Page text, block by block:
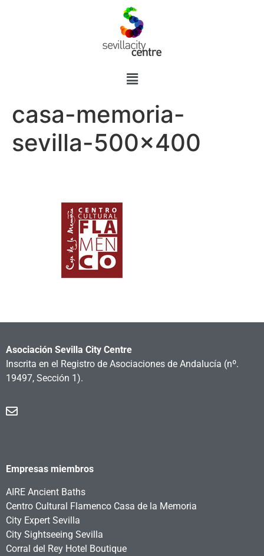
casa-memoria-
sevilla-500×400
Asociación Sevilla City Centre
Inscrita en el Registro de Asociaciones de Andalucía (nº.
19497, Sección 1).
Empresas miembros
AIRE Ancient Baths
Centro Cultural Flamenco Casa de la Memoria
City Expert Sevilla
City Sightseeing Sevilla
Corral del Rey Hotel Boutique